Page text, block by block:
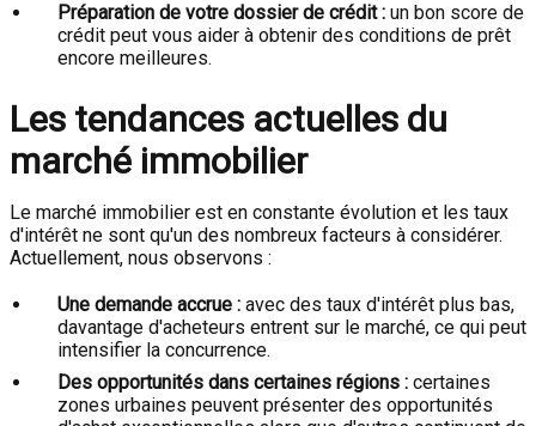
Préparation de votre dossier de crédit : un bon score de
crédit peut vous aider à obtenir des conditions de prêt
encore meilleures.
Les tendances actuelles du
marché immobilier
Le marché immobilier est en constante évolution et les taux
d'intérêt ne sont qu'un des nombreux facteurs à considérer.
Actuellement, nous observons :
Une demande accrue : avec des taux d'intérêt plus bas,
davantage d'acheteurs entrent sur le marché, ce qui peut
intensifier la concurrence.
Des opportunités dans certaines régions : certaines
zones urbaines peuvent présenter des opportunités